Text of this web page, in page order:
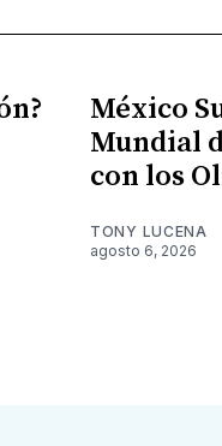
México
Mundial
con los
TONY LUCENA
agosto 6, 2026